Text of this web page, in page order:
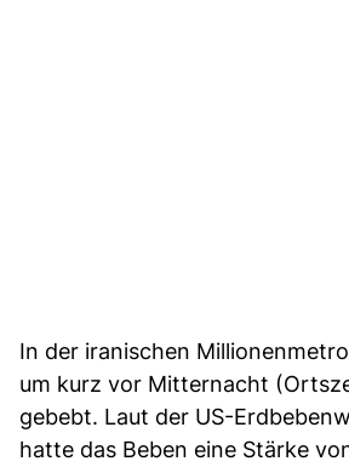
In der iranischen
um kurz vor Mitternacht
gebebt. Laut der US-
hatte das Beben eine Stärke